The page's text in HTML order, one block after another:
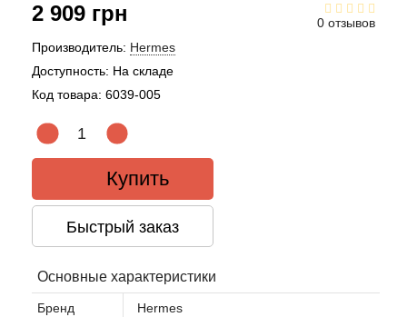
0 отзывов
2 909 грн
Производитель: Hermes
Доступность: На складе
Код товара: 6039-005
Купить
Быстрый заказ
Основные характеристики
Бренд Hermes
Absolument Parfumeur
Acca Kappa
Acqua di Parma
Acqua di Sardegna
Adidas
Aerin Lauder
Статьи